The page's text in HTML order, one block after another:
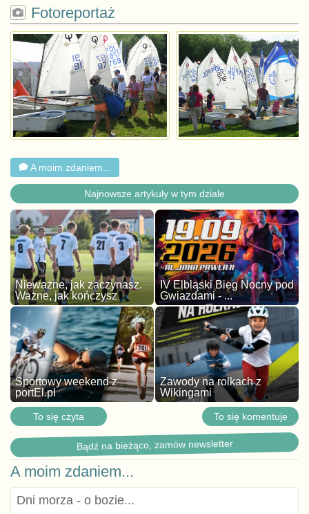
Fotoreportaż
A moim zdaniem...
Najnowsze artykuły w tym dziale
Nieważne, jak zaczynasz.
Ważne, jak kończysz
IV Elbląski Bieg Nocny pod
Gwiazdami - ...
Sportowy weekend z
portEl.pl
Zawody na rolkach z
Wikingami
To się czyta To się komentuje
Bądź na bieżąco, zamów newsletter
A moim zdaniem...
Dni morza - o bozie...